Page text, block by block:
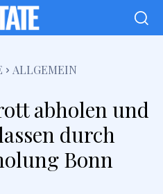
ALLGEMEIN
abholen und
durch
Bonn